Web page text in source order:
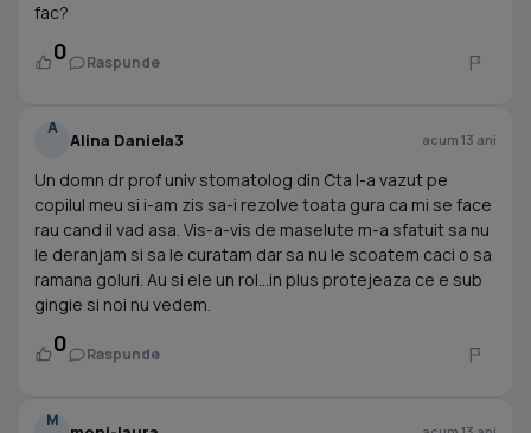
fac?
0 Raspunde
A
Alina Daniela3 acum 13 ani
Un domn dr prof univ stomatolog din Cta l-a vazut pe
copilul meu si i-am zis sa-i rezolve toata gura ca mi se face
rau cand il vad asa. Vis-a-vis de maselute m-a sfatuit sa nu
le deranjam si sa le curatam dar sa nu le scoatem caci o sa
ramana goluri. Au si ele un rol...in plus protejeaza ce e sub
gingie si noi nu vedem.
0 Raspunde
M